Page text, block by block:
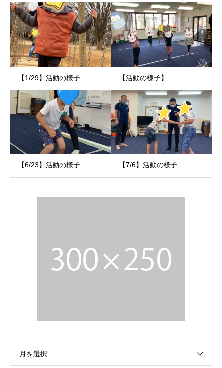
【1/29】活動の様子 【活動の様子】
【6/23】活動の様子 【7/6】活動の様子
月を選択